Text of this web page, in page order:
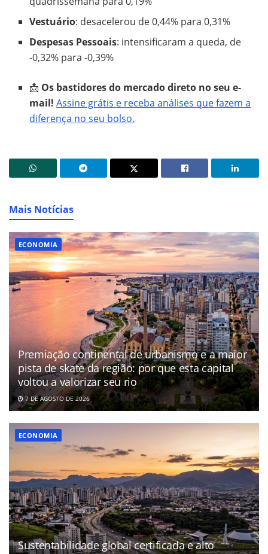
Vestuário: desacelerou de 0,44% para 0,31%
Despesas Pessoais: intensificaram a queda, de
-0,32% para -0,39%
📩 Os bastidores do mercado direto no seu e-
mail! Assine grátis e receba análises que fazem a
diferença no seu bolso.
Mais Notícias
ECONOMIA
Premiação continental de urbanismo e a maior
pista de skate da região: por que esta capital
voltou a valorizar seu rio
7 DE AGOSTO DE 2026
ECONOMIA
Sustentabilidade global certificada e alto